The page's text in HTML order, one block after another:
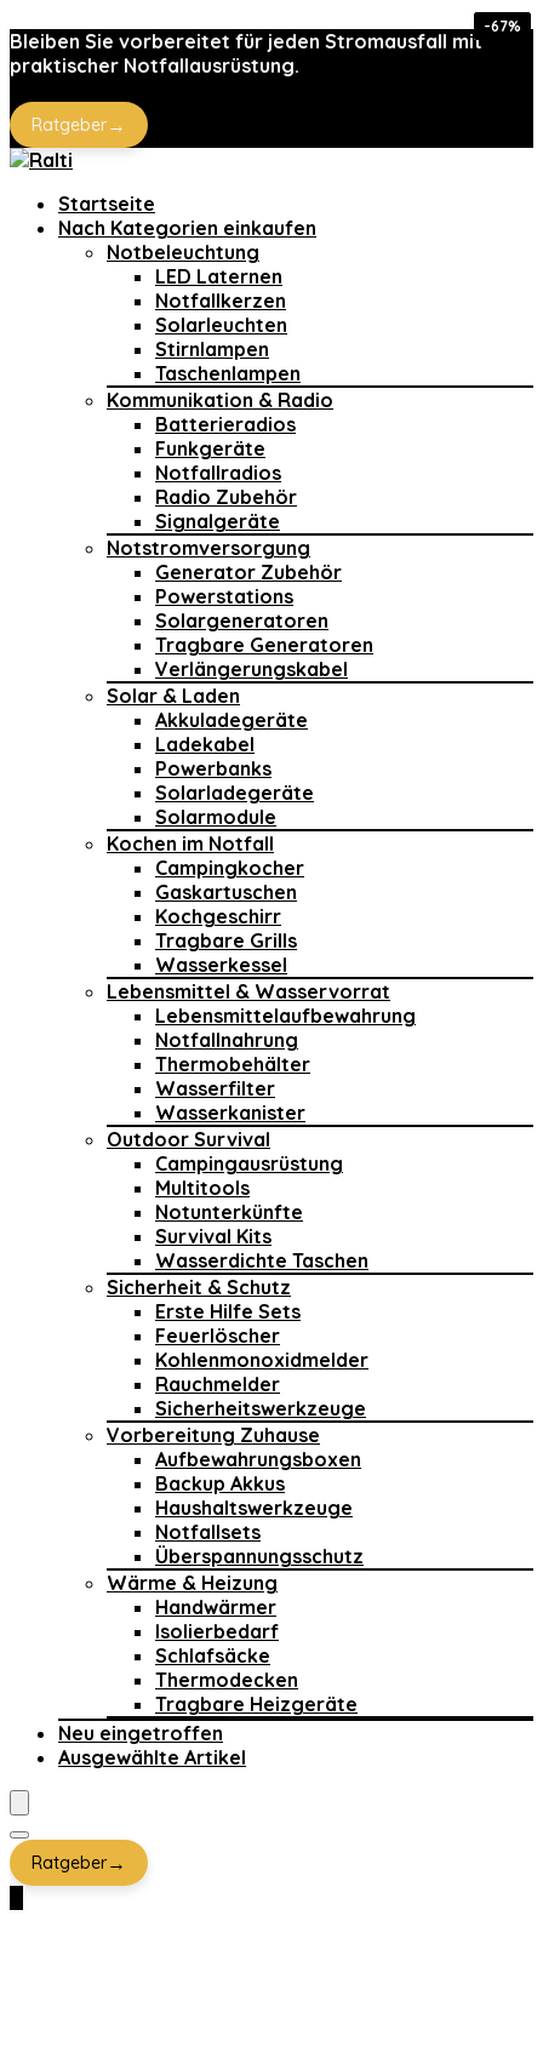
Bleiben Sie vorbereitet für jeden Stromausfall mit
praktischer Notfallausrüstung.
Ratgeber→
Startseite
Nach Kategorien einkaufen
Notbeleuchtung
LED Laternen
Notfallkerzen
Solarleuchten
Stirnlampen
Taschenlampen
Kommunikation & Radio
Batterieradios
Funkgeräte
Notfallradios
Radio Zubehör
Signalgeräte
Notstromversorgung
Generator Zubehör
Powerstations
Solargeneratoren
Tragbare Generatoren
Verlängerungskabel
Solar & Laden
Akkuladegeräte
Ladekabel
Powerbanks
Solarladegeräte
Solarmodule
Kochen im Notfall
Campingkocher
Gaskartuschen
Kochgeschirr
Tragbare Grills
Wasserkessel
Lebensmittel & Wasservorrat
Lebensmittelaufbewahrung
Notfallnahrung
Thermobehälter
Wasserfilter
Wasserkanister
Outdoor Survival
Campingausrüstung
Multitools
Notunterkünfte
Survival Kits
Wasserdichte Taschen
Sicherheit & Schutz
Erste Hilfe Sets
Feuerlöscher
Kohlenmonoxidmelder
Rauchmelder
Sicherheitswerkzeuge
Vorbereitung Zuhause
Aufbewahrungsboxen
Backup Akkus
Haushaltswerkzeuge
Notfallsets
Überspannungsschutz
Wärme & Heizung
Handwärmer
Isolierbedarf
Schlafsäcke
Thermodecken
Tragbare Heizgeräte
Neu eingetroffen
Ausgewählte Artikel
Ratgeber→
-34%
-34%
-64%
-23%
-25%
-67%